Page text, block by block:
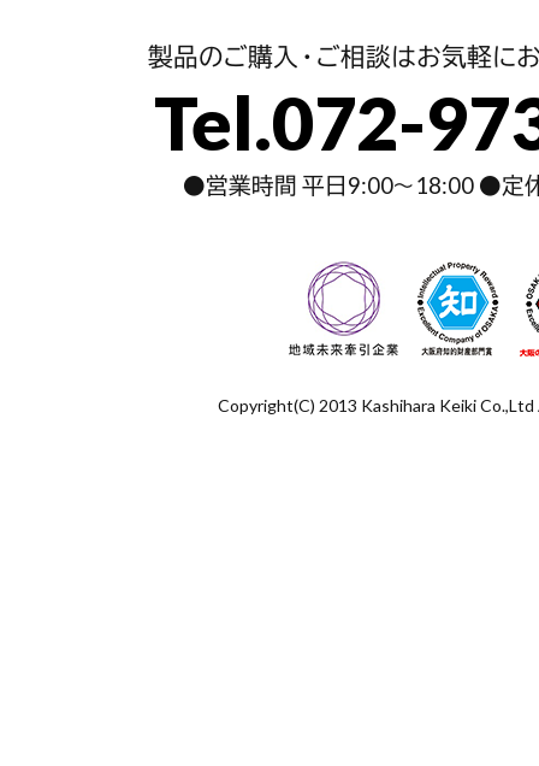
製品のご購入・ご相談はお気軽に
Tel.072-
●営業時間 平日9:00～18:00 ●定
Copyright(C) 2013 Kashihara Keiki